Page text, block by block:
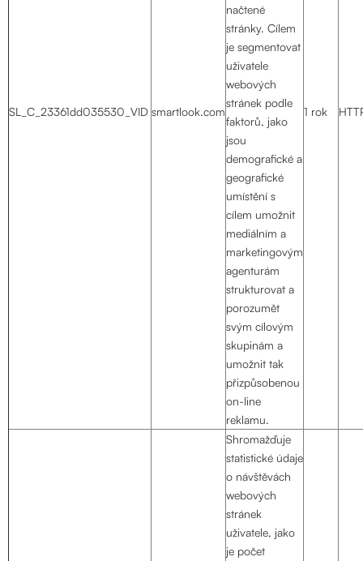
SL_C_23361dd035530_VID smartlook.com
načtené
stránky. Cílem
je segmentovat
uživatele
webových
stránek podle
faktorů, jako
jsou
demografické a
geografické
umístění s
cílem umožnit
mediálním a
marketingovým
agenturám
strukturovat a
porozumět
svým cílovým
skupinám a
umožnit tak
přizpůsobenou
on-line
reklamu.
1 rok
Shromažďuje
statistické údaje
o návštěvách
webových
stránek
uživatele, jako
je počet